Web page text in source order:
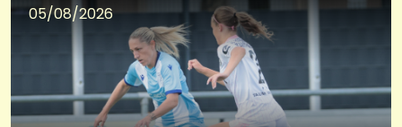
05/08/2026